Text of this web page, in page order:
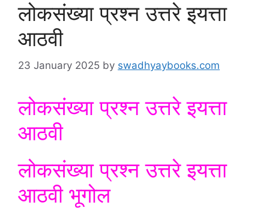
लोकसंख्या प्रश्न उत्तरे इयत्ता
आठवी
23 January 2025 by swadhyaybooks.com
लोकसंख्या प्रश्न उत्तरे इयत्ता
आठवी
लोकसंख्या प्रश्न उत्तरे इयत्ता
आठवी भूगोल